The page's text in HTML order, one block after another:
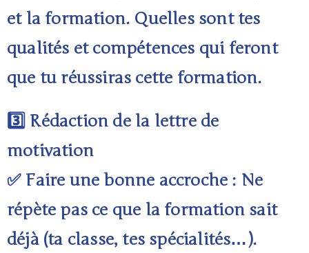
et la formation. Quelles sont tes
qualités et compétences qui feront
que tu réussiras cette formation.
3️⃣ Rédaction de la lettre de
motivation
✅ Faire une bonne accroche : Ne
répète pas ce que la formation sait
déjà (ta classe, tes spécialités…).